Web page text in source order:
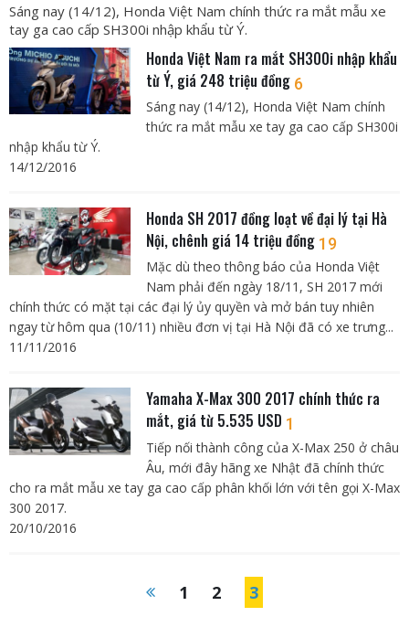
Sáng nay (14/12), Honda Việt Nam chính thức ra mắt mẫu xe
tay ga cao cấp SH300i nhập khẩu từ Ý.
Honda Việt Nam ra mắt SH300i nhập khẩu
từ Ý, giá 248 triệu đồng 6
Sáng nay (14/12), Honda Việt Nam chính
thức ra mắt mẫu xe tay ga cao cấp SH300i
nhập khẩu từ Ý.
14/12/2016
Honda SH 2017 đồng loạt về đại lý tại Hà
Nội, chênh giá 14 triệu đồng 19
Mặc dù theo thông báo của Honda Việt
Nam phải đến ngày 18/11, SH 2017 mới
chính thức có mặt tại các đại lý ủy quyền và mở bán tuy nhiên
ngay từ hôm qua (10/11) nhiều đơn vị tại Hà Nội đã có xe trưng...
11/11/2016
Yamaha X-Max 300 2017 chính thức ra
mắt, giá từ 5.535 USD 1
Tiếp nối thành công của X-Max 250 ở châu
Âu, mới đây hãng xe Nhật đã chính thức
cho ra mắt mẫu xe tay ga cao cấp phân khối lớn với tên gọi X-Max
300 2017.
20/10/2016
1 2 3